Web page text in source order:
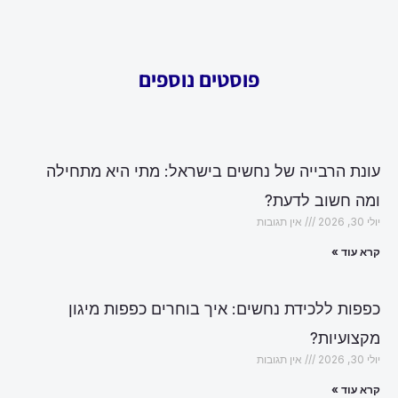
פוסטים נוספים
עונת הרבייה של נחשים בישראל: מתי היא מתחילה
ומה חשוב לדעת?
יולי 30, 2026 אין תגובות
קרא עוד »
כפפות ללכידת נחשים: איך בוחרים כפפות מיגון
מקצועיות?
יולי 30, 2026 אין תגובות
קרא עוד »